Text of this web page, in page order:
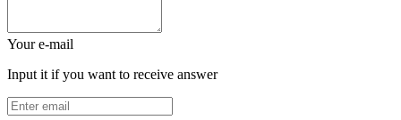
Your e-mail
Input it if you want to receive answer